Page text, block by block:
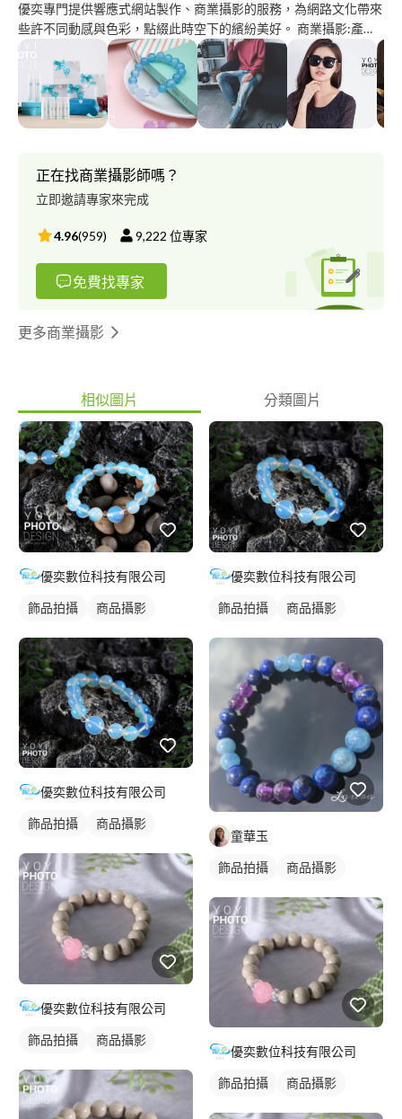
優奕專門提供響應式網站製作、商業攝影的服務，為網路文化帶來
些許不同動感與色彩，點綴此時空下的繽紛美好。 商業攝影:產品
攝影、人物攝影、到府攝影、外拍攝影 作品
集:http://www.yoyi.ws/works_category/studio_work/ 公司網
址:http://www.yoyi.ws/
正在找商業攝影師嗎？
立即邀請專家來完成
4.96(959) 9,222 位專家
免費找專家
更多商業攝影
相似圖片 分類圖片
優奕數位科技有限公司
飾品拍攝 商品攝影
優奕數位科技有限公司
飾品拍攝 商品攝影
優奕數位科技有限公司
飾品拍攝 商品攝影
優奕數位科技有限公司
飾品拍攝 商品攝影
童華玉
飾品拍攝 商品攝影
優奕數位科技有限公司
飾品拍攝 商品攝影